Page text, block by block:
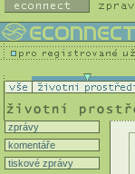
zprávy
komentáře
tiskové zprávy